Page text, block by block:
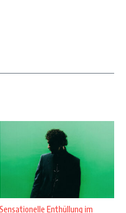
Sensationelle Enthüllung im